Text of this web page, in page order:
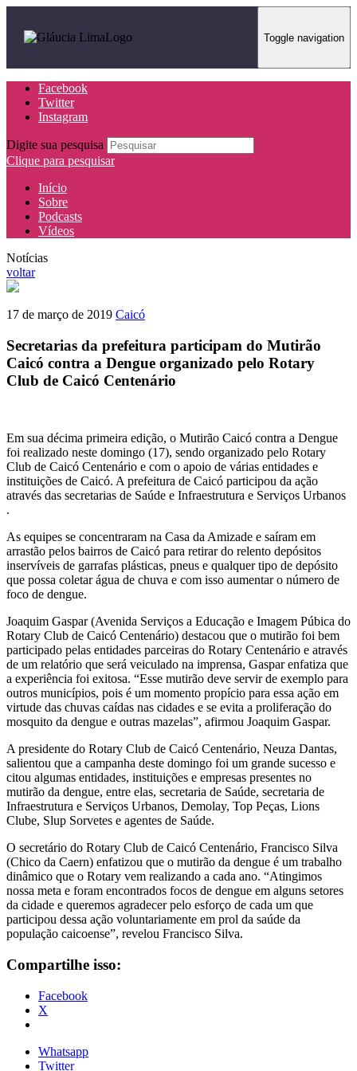
Toggle navigation
Facebook
Twitter
Instagram
Digite sua pesquisa
Clique para pesquisar
Início
Sobre
Podcasts
Vídeos
Notícias
voltar
17 de março de 2019 Caicó
Secretarias da prefeitura participam do Mutirão
Caicó contra a Dengue organizado pelo Rotary
Club de Caicó Centenário
Em sua décima primeira edição, o Mutirão Caicó contra a Dengue
foi realizado neste domingo (17), sendo organizado pelo Rotary
Club de Caicó Centenário e com o apoio de várias entidades e
instituições de Caicó. A prefeitura de Caicó participou da ação
através das secretarias de Saúde e Infraestrutura e Serviços Urbanos
.
As equipes se concentraram na Casa da Amizade e saíram em
arrastão pelos bairros de Caicó para retirar do relento depósitos
inservíveis de garrafas plásticas, pneus e qualquer tipo de depósito
que possa coletar água de chuva e com isso aumentar o número de
foco de dengue.
Joaquim Gaspar (Avenida Serviços a Educação e Imagem Púbica do
Rotary Club de Caicó Centenário) destacou que o mutirão foi bem
participado pelas entidades parceiras do Rotary Centenário e através
de um relatório que será veiculado na imprensa, Gaspar enfatiza que
a experiência foi exitosa. “Esse mutirão deve servir de exemplo para
outros municípios, pois é um momento propício para essa ação em
virtude das chuvas caídas nas cidades e se evita a proliferação do
mosquito da dengue e outras mazelas”, afirmou Joaquim Gaspar.
A presidente do Rotary Club de Caicó Centenário, Neuza Dantas,
salientou que a campanha deste domingo foi um grande sucesso e
citou algumas entidades, instituições e empresas presentes no
mutirão da dengue, entre elas, secretaria de Saúde, secretaria de
Infraestrutura e Serviços Urbanos, Demolay, Top Peças, Lions
Clube, Slup Sorvetes e agentes de Saúde.
O secretário do Rotary Club de Caicó Centenário, Francisco Silva
(Chico da Caern) enfatizou que o mutirão da dengue é um trabalho
dinâmico que o Rotary vem realizando a cada ano. “Atingimos
nossa meta e foram encontrados focos de dengue em alguns setores
da cidade e queremos agradecer pelo esforço de cada um que
participou dessa ação voluntariamente em prol da saúde da
população caicoense”, revelou Francisco Silva.
Compartilhe isso:
Facebook
X
Whatsapp
Twitter